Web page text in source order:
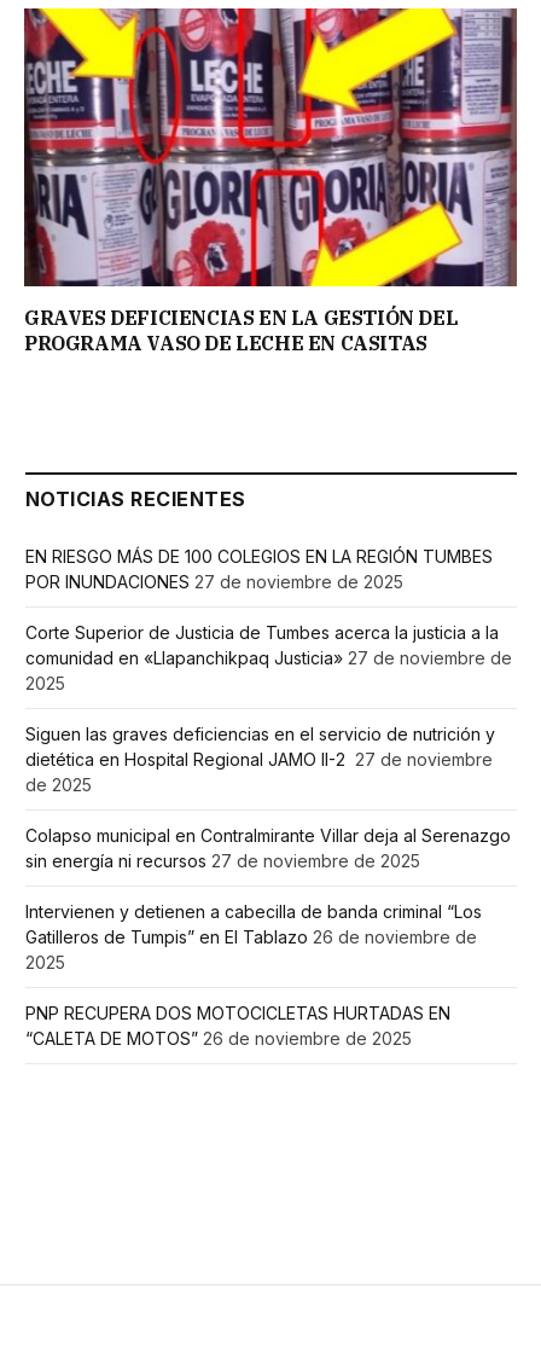
GRAVES DEFICIENCIAS EN LA GESTIÓN DEL
PROGRAMA VASO DE LECHE EN CASITAS
NOTICIAS RECIENTES
EN RIESGO MÁS DE 100 COLEGIOS EN LA REGIÓN TUMBES
POR INUNDACIONES 27 de noviembre de 2025
Corte Superior de Justicia de Tumbes acerca la justicia a la
comunidad en «Llapanchikpaq Justicia» 27 de noviembre de
2025
Siguen las graves deficiencias en el servicio de nutrición y
dietética en Hospital Regional JAMO II-2 27 de noviembre
de 2025
Colapso municipal en Contralmirante Villar deja al Serenazgo
sin energía ni recursos 27 de noviembre de 2025
Intervienen y detienen a cabecilla de banda criminal “Los
Gatilleros de Tumpis” en El Tablazo 26 de noviembre de
2025
PNP RECUPERA DOS MOTOCICLETAS HURTADAS EN
“CALETA DE MOTOS” 26 de noviembre de 2025